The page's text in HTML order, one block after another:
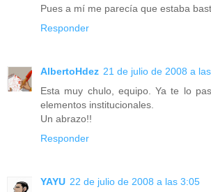
Pues a mí me parecía que estaba
Responder
AlbertoHdez 21 de julio de 2008 a
Esta muy chulo, equipo. Ya te lo
elementos institucionales.
Un abrazo!!
Responder
YAYU 22 de julio de 2008 a las 3:05